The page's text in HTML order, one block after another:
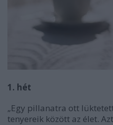
1. hét
„Egy pillanatra ott
tenyereik között az élet.